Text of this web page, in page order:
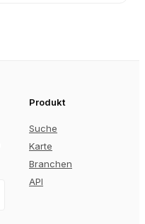
Produkt
Suche
Karte
Branchen
API